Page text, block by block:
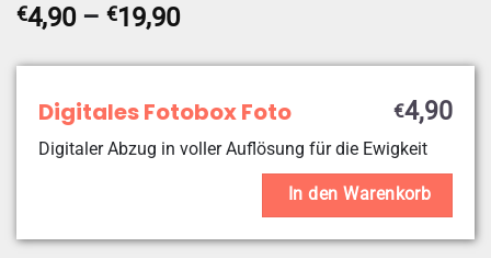
€4,90 – €19,90Preisspanne:
bis
Digitales Fotobox Foto €4,90
Digitaler Abzug in voller Auflösung für die Ewigkeit
In den Warenkorb